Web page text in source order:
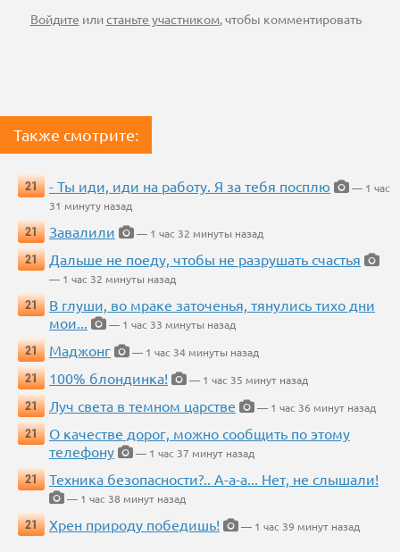
Войдите илистаньте участником, чтобы комментировать
Также смотрите:
21 - Ты иди, иди на работу. Я за тебя посплю
— 1 час
31 минуту назад
21
Завалили
— 1 час 32 минуты назад
21
Дальше не поеду, чтобы не разрушать счастья
— 1 час 32 минуты назад
21
В глуши, во мраке заточенья, тянулись тихо дни
мои...
— 1 час 33 минуты назад
21
Маджонг
— 1 час 34 минуты назад
21
100% блондинка!
— 1 час 35 минут назад
21
Луч света в темном царстве
— 1 час 36 минут назад
21
О качестве дорог, можно сообщить по этому
телефону
— 1 час 37 минут назад
21
Техника безопасности?.. А-а-а... Нет, не слышали!
— 1 час 38 минут назад
21
Хрен природу победишь! — 1 час 39 минут назад